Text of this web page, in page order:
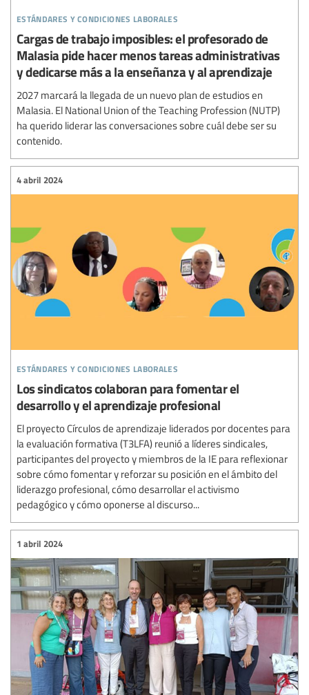
estándares y condiciones laborales
Cargas de trabajo imposibles: el profesorado de
Malasia pide hacer menos tareas administrativas
y dedicarse más a la enseñanza y al aprendizaje
2027 marcará la llegada de un nuevo plan de estudios en
Malasia. El National Union of the Teaching Profession (NUTP)
ha querido liderar las conversaciones sobre cuál debe ser su
contenido.
estándares y condiciones laborales
4 abril 2024
Los sindicatos colaboran para fomentar el
desarrollo y el aprendizaje profesional
El proyecto Círculos de aprendizaje liderados por docentes para
la evaluación formativa (T3LFA) reunió a líderes sindicales,
participantes del proyecto y miembros de la IE para reflexionar
sobre cómo fomentar y reforzar su posición en el ámbito del
liderazgo profesional, cómo desarrollar el activismo
pedagógico y cómo oponerse al discurso...
1 abril 2024